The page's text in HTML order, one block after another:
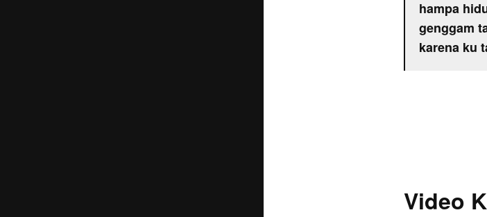
hampa
genggam
karena ku
Video